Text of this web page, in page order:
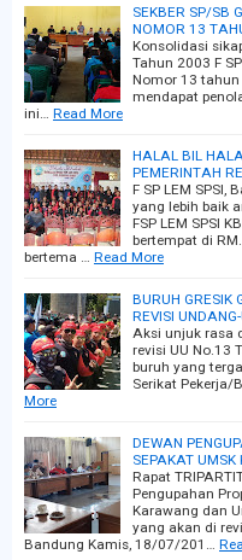
SEKBER SP/SB
NOMOR 13
Konsolidasi
Tahun 2003 F
Nomor 13
mendapat
ini… Read More
HALAL BIL
PEMERINTAH
F SP LEM
yang lebih baik
FSP LEM SPSI
bertempat di
bertema … Read More
BURUH GRESIK
REVISI
Aksi unjuk rasa
revisi UU No.13
buruh yang
Serikat Pekerja/
More
DEWAN
SEPAKAT
Rapat
Pengupahan
Karawang dan
yang akan di
Bandung Kamis, 18/07/201…